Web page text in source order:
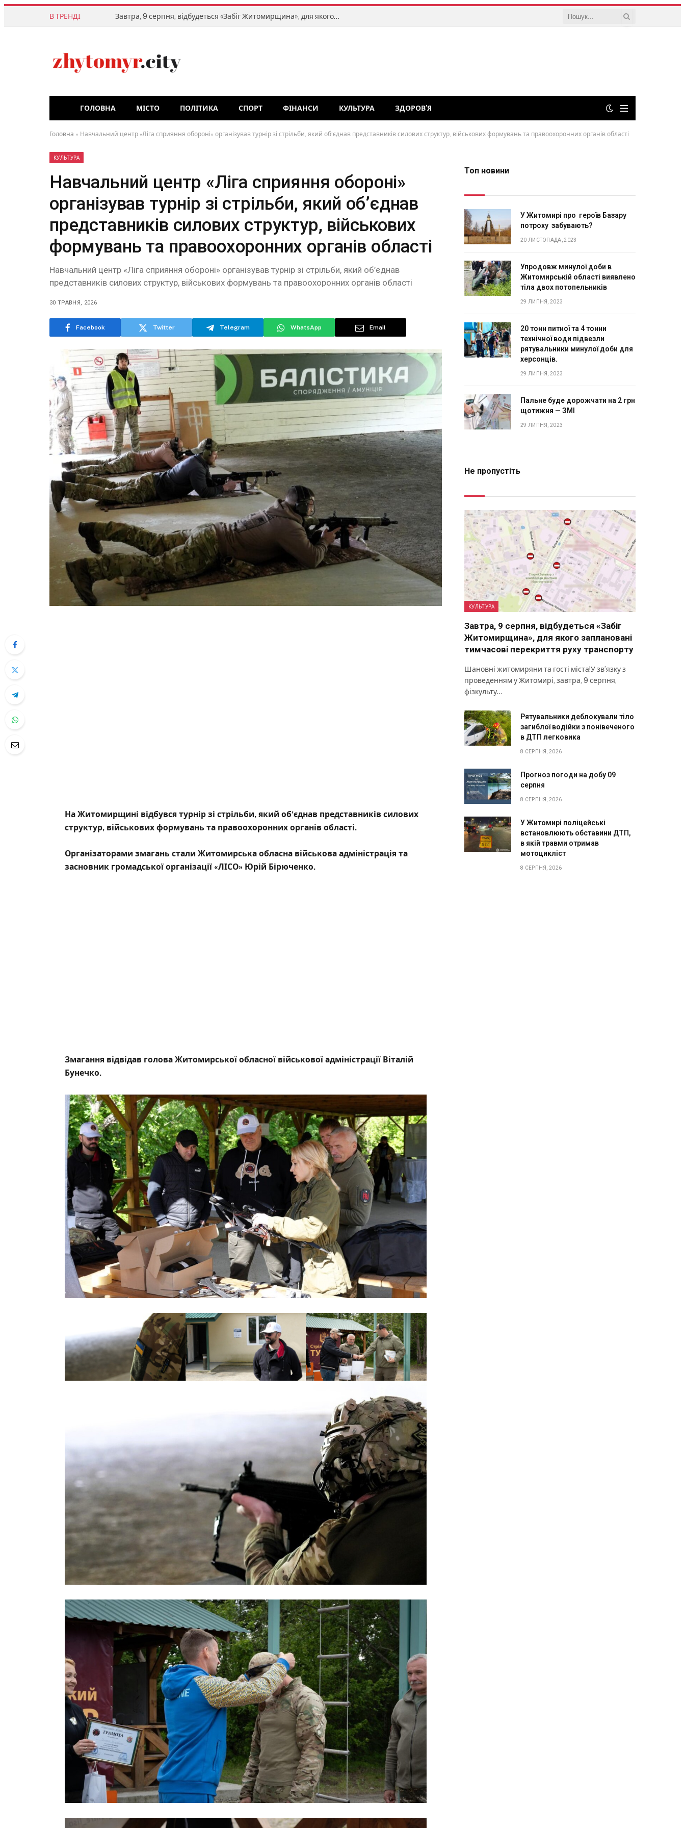
В ТРЕНДІ Завтра, 9 серпня, відбудеться «Забіг Житомирщина», для якого заплановані тимчасові перекриття руху транспорту
ГОЛОВНА МІСТО ПОЛІТИКА СПОРТ ФІНАНСИ КУЛЬТУРА ЗДОРОВ’Я
Головна » Навчальний центр «Ліга сприяння обороні» організував турнір зі стрільби, який об’єднав представників силових структур, військових формувань та правоохоронних органів області
КУЛЬТУРА
Навчальний центр «Ліга сприяння обороні»
організував турнір зі стрільби, який об’єднав
представників силових структур, військових
формувань та правоохоронних органів області
Навчальний центр «Ліга сприяння обороні» організував турнір зі стрільби, який об’єднав
представників силових структур, військових формувань та правоохоронних органів області
30 ТРАВНЯ, 2026
Facebook Twitter Telegram WhatsApp Email
На Житомирщині відбувся турнір зі стрільби, який об’єднав представників силових
структур, військових формувань та правоохоронних органів області.
Організаторами змагань стали Житомирська обласна військова адміністрація та
засновник громадської організації «ЛІСО» Юрій Бірюченко.
Змагання відвідав голова Житомирської обласної військової адміністрації Віталій
Бунечко.
Топ новини
У Житомирі про героїв Базару
потроху забувають?
20 ЛИСТОПАДА, 2023
Упродовж минулої доби в
Житомирській області виявлено
тіла двох потопельників
29 ЛИПНЯ, 2023
20 тонн питної та 4 тонни
технічної води підвезли
рятувальники минулої доби для
херсонців.
29 ЛИПНЯ, 2023
Пальне буде дорожчати на 2 грн
щотижня — ЗМІ
29 ЛИПНЯ, 2023
Не пропустіть
КУЛЬТУРА
Завтра, 9 серпня, відбудеться «Забіг
Житомирщина», для якого заплановані
тимчасові перекриття руху транспорту
Шановні житомиряни та гості міста!У зв’язку з
проведенням у Житомирі, завтра, 9 серпня,
фізкульту…
Рятувальники деблокували тіло
загиблої водійки з понівеченого
в ДТП легковика
8 СЕРПНЯ, 2026
Прогноз погоди на добу 09
серпня
8 СЕРПНЯ, 2026
У Житомирі поліцейські
встановлюють обставини ДТП,
в якій травми отримав
мотоцикліст
8 СЕРПНЯ, 2026